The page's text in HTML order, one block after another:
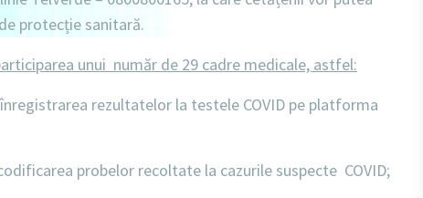
protecție sanitară.
unui număr de 29 cadre medicale, astfel:
rezultatelor la testele COVID pe platforma
probelor recoltate la cazurile suspecte COVID;